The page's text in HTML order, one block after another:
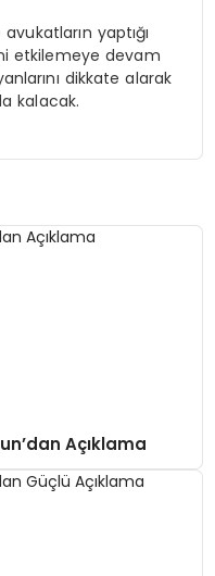
yaptığı
etkilemeye devam
dikkate alarak
kalacak.
Açıklama